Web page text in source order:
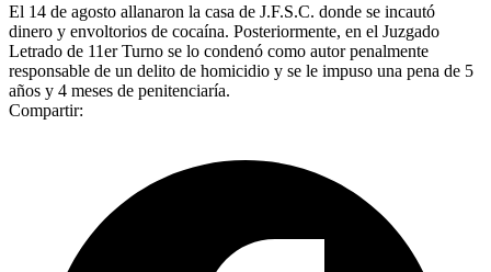
El 14 de agosto allanaron la casa de J.F.S.C. donde se incautó
dinero y envoltorios de cocaína. Posteriormente, en el Juzgado
Letrado de 11er Turno se lo condenó como autor penalmente
responsable de un delito de homicidio y se le impuso una pena de 5
años y 4 meses de penitenciaría.
Compartir: